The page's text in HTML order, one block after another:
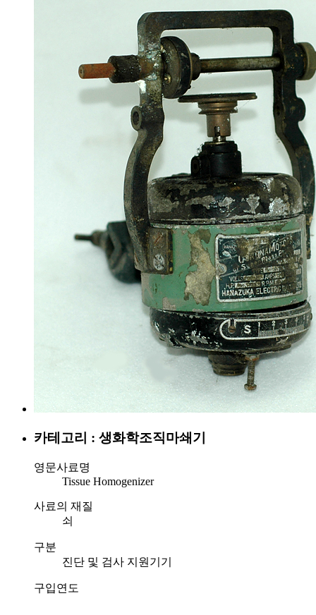
카테고리 : 생화학조직마쇄기
영문사료명
Tissue Homogenizer
사료의 재질
쇠
구분
진단 및 검사 지원기기
구입연도